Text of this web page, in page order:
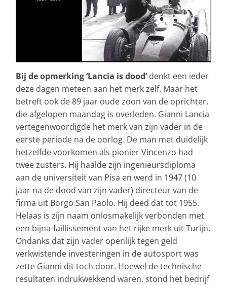
Bij de opmerking ‘Lancia is dood’denkt een ieder
deze dagen meteen aan het merk zelf. Maar het
betreft ook de 89 jaar oude zoon van de oprichter,
die afgelopen maandag is overleden. Gianni Lancia
vertegenwoordigde het merk van zijn vader in de
eerste periode na de oorlog. De man met duidelijk
hetzelfde voorkomen als pionier Vincenzo had
twee zusters. Hij haalde zijn ingenieursdiploma
aan de universiteit van Pisa en werd in 1947 (10
jaar na de dood van zijn vader) directeur van de
firma uit Borgo San Paolo. Hij deed dat tot 1955.
Helaas is zijn naam onlosmakelijk verbonden met
een bijna-faillissement van het rijke merk uit Turijn.
Ondanks dat zijn vader openlijk tegen geld
verkwistende investeringen in de autosport was
zette Gianni dit toch door. Hoewel de technische
resultaten indrukwekkend waren, stond het bedrijf